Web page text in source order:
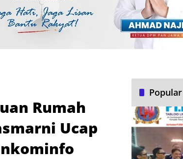
Rumah
Ucap